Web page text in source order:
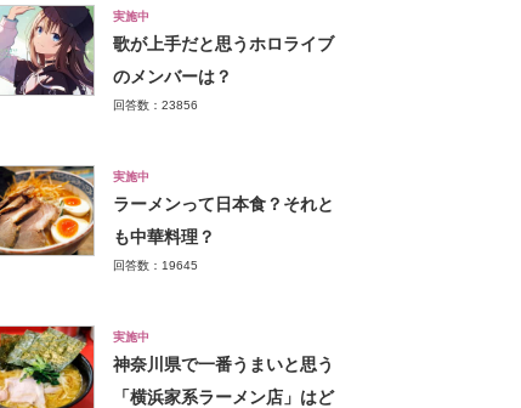
実施中
歌が上手だと思うホロライブ
のメンバーは？
回答数：23856
実施中
ラーメンって日本食？それと
も中華料理？
回答数：19645
実施中
神奈川県で一番うまいと思う
「横浜家系ラーメン店」はど